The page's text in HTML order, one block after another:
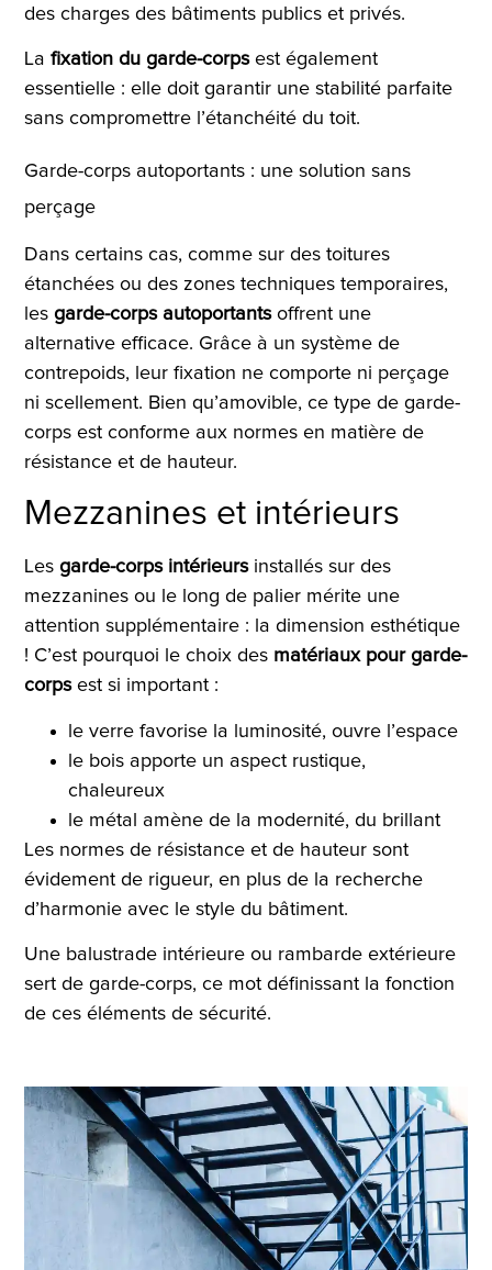
des charges des bâtiments publics et privés.
Lafixation du garde-corpsest également
essentielle : elle doit garantir une stabilité parfaite
sans compromettre l’étanchéité du toit.
Garde-corps autoportants : une solution sans
perçage
Dans certains cas, comme sur des toitures
étanchées ou des zones techniques temporaires,
lesgarde-corps autoportantsoffrent une
alternative efficace. Grâce à un système de
contrepoids, leur fixation ne comporte ni perçage
ni scellement. Bien qu’amovible, ce type de garde-
corps est conforme aux normes en matière de
résistance et de hauteur.
Mezzanines et intérieurs
Lesgarde-corps intérieursinstallés sur des
mezzanines ou le long de palier mérite une
attention supplémentaire : la dimension esthétique
! C’est pourquoi le choix des matériaux pour garde-
corpsest si important :
le verre favorise la luminosité, ouvre l’espace
le bois apporte un aspect rustique,
chaleureux
le métal amène de la modernité, du brillant
Les normes de résistance et de hauteur sont
évidement de rigueur, en plus de la recherche
d’harmonie avec le style du bâtiment.
Une balustrade intérieure ou rambarde extérieure
sert de garde-corps, ce mot définissant la fonction
de ces éléments de sécurité.